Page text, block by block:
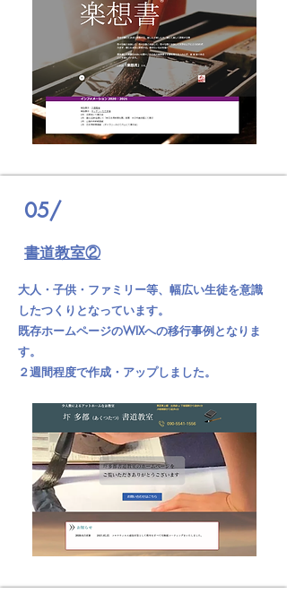
05/
書道教室②
大人・子供・ファミリー等、幅広い生徒を意識
したつくりとなっています。
既存ホームページのWIXへの移行事例となりま
す。
２週間程度で作成・アップしました。